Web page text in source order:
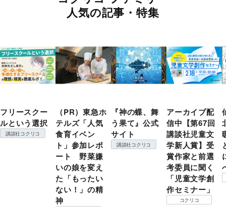
人気の記事・特集
フリースクー
ルという選択
講談社コクリコ
（PR）東急ホ
テルズ「人気
食育イベン
ト」参加レポ
ート 野菜嫌
いの娘を変え
た「もったい
ない！」の精
神
『神の蝶、舞
う果て』公式
サイト
講談社コクリコ
アーカイブ配
信中【第67回
講談社児童文
学新人賞】受
賞作家と前選
考委員に聞く
「児童文学創
作セミナー」
コクリコ